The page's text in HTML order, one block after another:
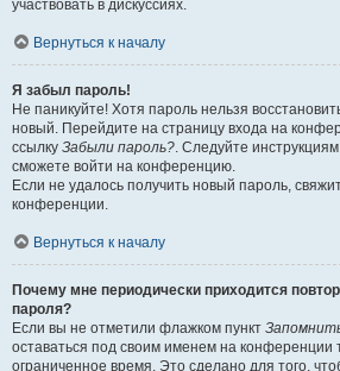
участвовать в дискуссиях.
Вернуться к началу
Я забыл пароль!
Не паникуйте! Хотя пароль нельзя
новый. Перейдите на страницу входа на
ссылку Забыли пароль?. Следуйте
сможете войти на конференцию.
Если не удалось получить новый пароль,
конференции.
Вернуться к началу
Почему мне периодически приходится
пароля?
Если вы не отметили флажком пункт
оставаться под своим именем на конференции
ограниченное время. Это сделано для того,